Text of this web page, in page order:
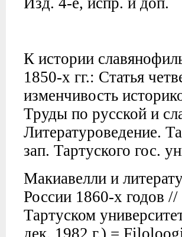
К истории
1850-х гг.: Статья
изменчивость
Труды по русской и
Литературоведение.
зап. Тартуского гос.
Макиавелли и
России 1860-х годов
Тартуском
дек. 1982 г.) =